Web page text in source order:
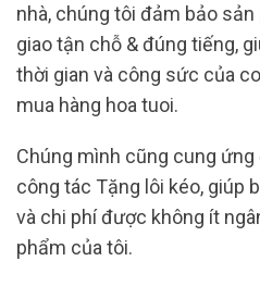
nhà, chúng tôi đảm bảo
giao tận chỗ & đúng tiếng,
thời gian và công sức của
mua hàng hoa tuoi.
Chúng mình cũng cung
công tác Tặng lôi kéo, giúp
và chi phí được không ít
phẩm của tôi.